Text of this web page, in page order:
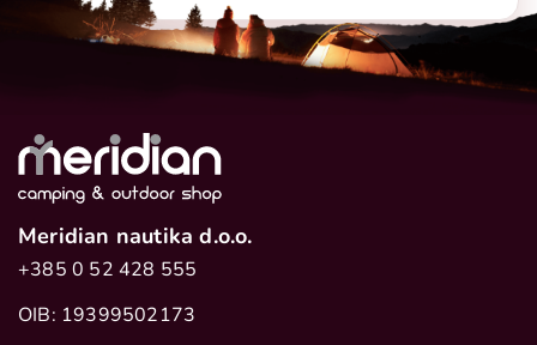
Meridian nautika d.o.o.
+385 0 52 428 555
OIB: 19399502173